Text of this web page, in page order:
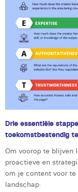
Drie essentiële
toekomstbestendig
Om voorop te blijven
proactieve en
om je content voor
landschap: